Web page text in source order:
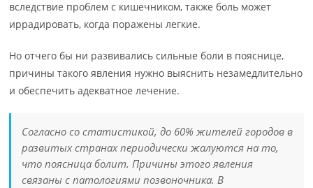
вследствие проблем с кишечником, также боль может
иррадировать, когда поражены легкие.
Но отчего бы ни развивались сильные боли в пояснице,
причины такого явления нужно выяснить незамедлительно
и обеспечить адекватное лечение.
Согласно со статистикой, до 60% жителей городов в
развитых странах периодически жалуются на то,
что поясница болит. Причины этого явления
связаны с патологиями позвоночника. В